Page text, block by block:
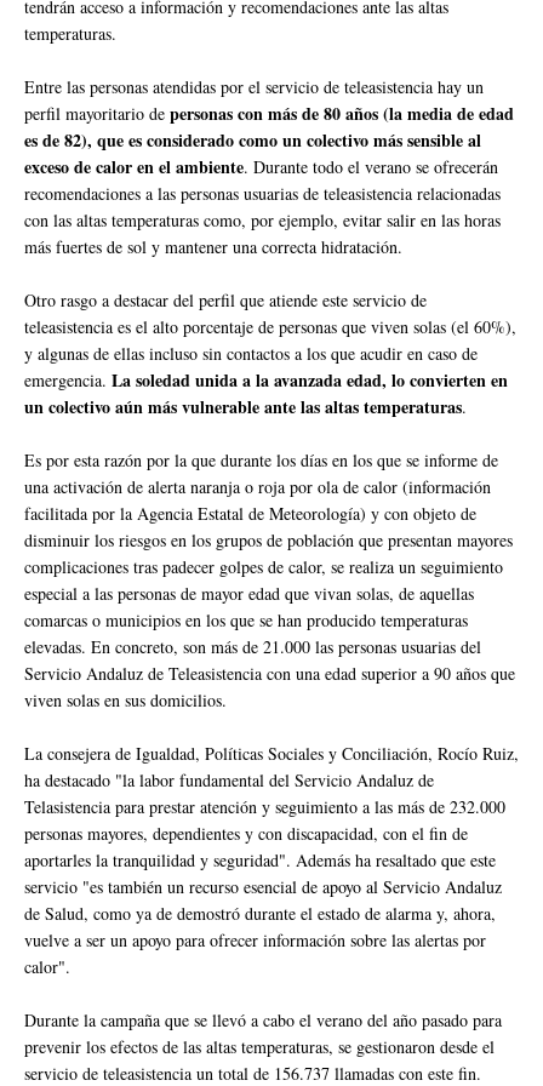
tendrán acceso a información y recomendaciones ante las altas
temperaturas.
Entre las personas atendidas por el servicio de teleasistencia hay un
perfil mayoritario de personas con más de 80 años (la media de edad
es de 82), que es considerado como un colectivo más sensible al
exceso de calor en el ambiente. Durante todo el verano se ofrecerán
recomendaciones a las personas usuarias de teleasistencia relacionadas
con las altas temperaturas como, por ejemplo, evitar salir en las horas
más fuertes de sol y mantener una correcta hidratación.
Otro rasgo a destacar del perfil que atiende este servicio de
teleasistencia es el alto porcentaje de personas que viven solas (el 60%),
y algunas de ellas incluso sin contactos a los que acudir en caso de
emergencia. La soledad unida a la avanzada edad, lo convierten en
un colectivo aún más vulnerable ante las altas temperaturas.
Es por esta razón por la que durante los días en los que se informe de
una activación de alerta naranja o roja por ola de calor (información
facilitada por la Agencia Estatal de Meteorología) y con objeto de
disminuir los riesgos en los grupos de población que presentan mayores
complicaciones tras padecer golpes de calor, se realiza un seguimiento
especial a las personas de mayor edad que vivan solas, de aquellas
comarcas o municipios en los que se han producido temperaturas
elevadas. En concreto, son más de 21.000 las personas usuarias del
Servicio Andaluz de Teleasistencia con una edad superior a 90 años que
viven solas en sus domicilios.
La consejera de Igualdad, Políticas Sociales y Conciliación, Rocío Ruiz,
ha destacado "la labor fundamental del Servicio Andaluz de
Telasistencia para prestar atención y seguimiento a las más de 232.000
personas mayores, dependientes y con discapacidad, con el fin de
aportarles la tranquilidad y seguridad". Además ha resaltado que este
servicio "es también un recurso esencial de apoyo al Servicio Andaluz
de Salud, como ya de demostró durante el estado de alarma y, ahora,
vuelve a ser un apoyo para ofrecer información sobre las alertas por
calor".
Durante la campaña que se llevó a cabo el verano del año pasado para
prevenir los efectos de las altas temperaturas, se gestionaron desde el
servicio de teleasistencia un total de 156.737 llamadas con este fin.